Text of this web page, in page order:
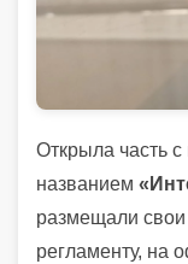
Открыла часть
названием
размещали свои
регламенту, на